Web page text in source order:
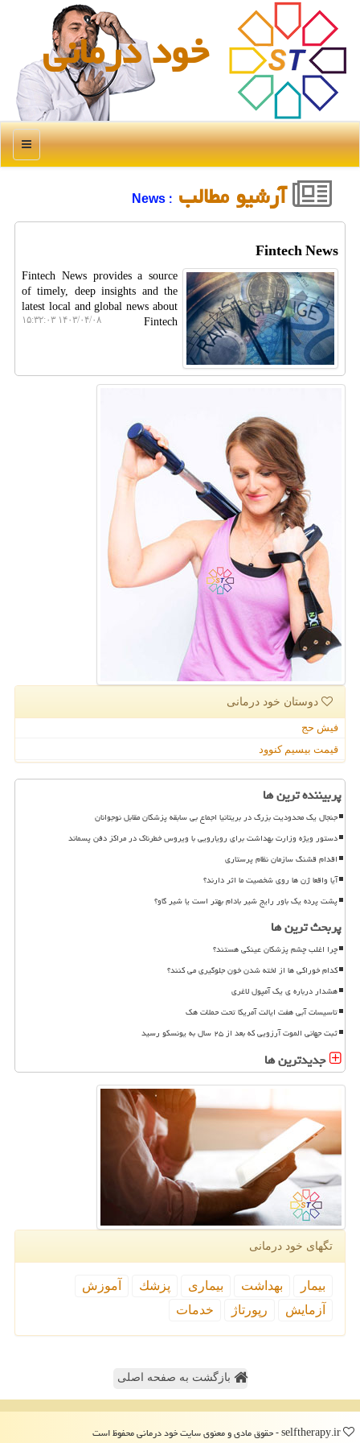
خود درمانی
منو
آرشیو مطالب : News
Fintech News
Fintech News provides a source
of timely, deep insights and the
latest local and global news about
Fintech
۱۴۰۳/۰۴/۰۸ ۱۵:۳۲:۰۳
دوستان خود درمانی
فیش حج
قیمت بیسیم کنوود
پربیننده ترین ها
جنجال یک محدودیت بزرگ در بریتانیا اجماع بی سابقه پزشکان مقابل نوجوانان
دستور ویژه وزارت بهداشت برای رویارویی با ویروس خطرناک در مراکز دفن پسماند
اقدام قشنگ سازمان نظام پرستاری
آیا واقعا ژن ها روی شخصیت ما اثر دارند؟
پشت پرده یک باور رایج شیر بادام بهتر است یا شیر گاو؟
پربحث ترین ها
چرا اغلب چشم پزشکان عینکی هستند؟
کدام خوراکی ها از لخته شدن خون جلوگیری می کنند؟
هشدار درباره ی یک آمپول لاغری
تاسیسات آبی هفت ایالت آمریکا تحت حملات هک
ثبت جهانی الموت آرزویی که بعد از ۲۵ سال به یونسکو رسید
جدیدترین ها
تگهای خود درمانی
بیمار بهداشت بیماری پزشك
آموزش
آزمایش
رپورتاژ خدمات
بازگشت به صفحه اصلی